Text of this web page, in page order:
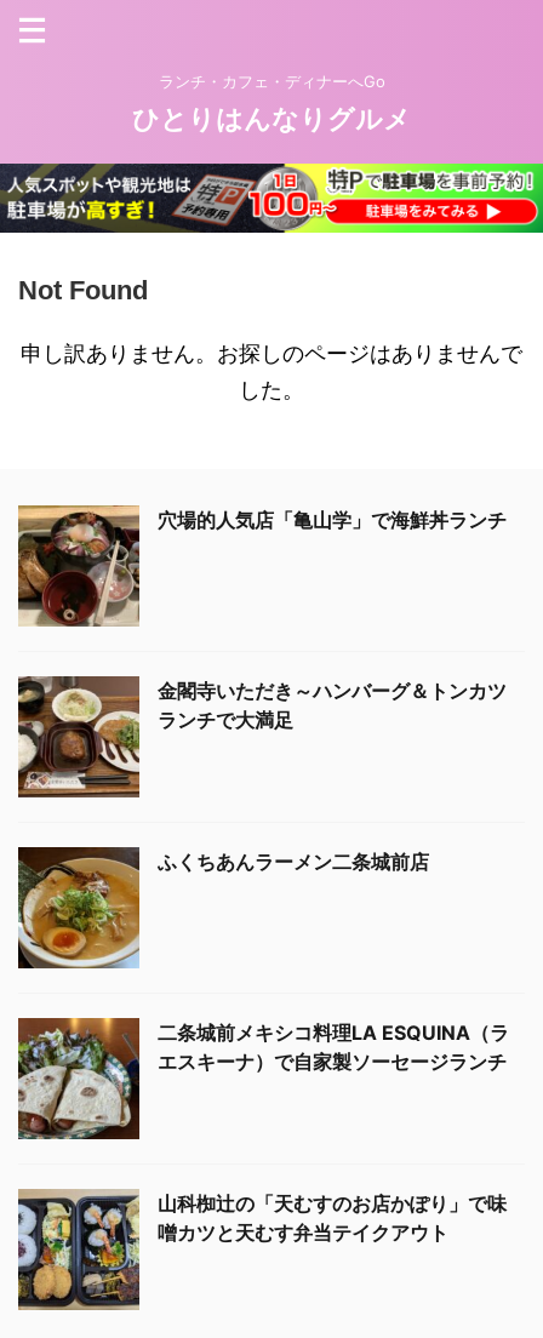
ランチ・カフェ・ディナーへGo
ひとりはんなりグルメ
Not Found
申し訳ありません。お探しのページはありませんで
した。
穴場的人気店「亀山学」で海鮮丼ランチ
金閣寺いただき～ハンバーグ＆トンカツ
ランチで大満足
ふくちあんラーメン二条城前店
二条城前メキシコ料理LA ESQUINA（ラ
エスキーナ）で自家製ソーセージランチ
山科椥辻の「天むすのお店かぽり」で味
噌カツと天むす弁当テイクアウト